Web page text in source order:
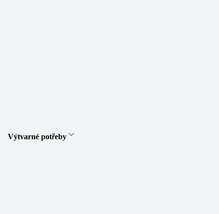
Výtvarné potřeby